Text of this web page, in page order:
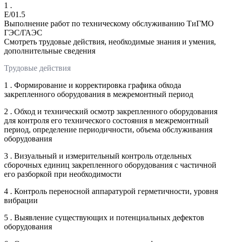
1 .
E/01.5
Выполнение работ по техническому обслуживанию ТиГМО
ГЭС/ГАЭС
Смотреть трудовые действия, необходимые знания и умения,
дополнительные сведения
Трудовые действия
1 . Формирование и корректировка графика обхода
закрепленного оборудования в межремонтный период
2 . Обход и технический осмотр закрепленного оборудования
для контроля его технического состояния в межремонтный
период, определение периодичности, объема обслуживания
оборудования
3 . Визуальный и измерительный контроль отдельных
сборочных единиц закрепленного оборудования с частичной
его разборкой при необходимости
4 . Контроль переносной аппаратурой герметичности, уровня
вибрации
5 . Выявление существующих и потенциальных дефектов
оборудования